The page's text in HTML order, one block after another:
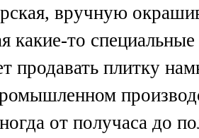
вручную
то специальные
продавать плитку
от получаса до